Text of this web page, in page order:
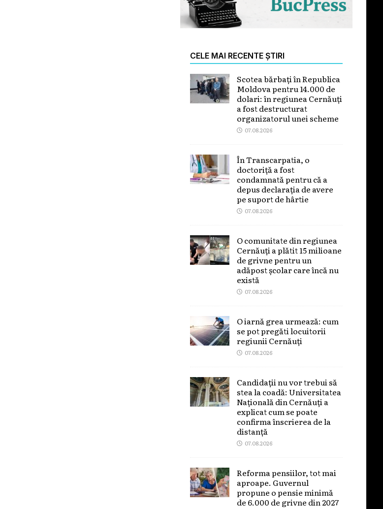
CELE MAI RECENTE ȘTIRI
Scotea bărbați în Republica
Moldova pentru 14.000 de
dolari: în regiunea Cernăuți
a fost destructurat
organizatorul unei scheme
07.08.2026
În Transcarpatia, o
doctoriță a fost
condamnată pentru că a
depus declarația de avere
pe suport de hârtie
07.08.2026
O comunitate din regiunea
Cernăuți a plătit 15 milioane
de grivne pentru un
adăpost școlar care încă nu
există
07.08.2026
O iarnă grea urmează: cum
se pot pregăti locuitorii
regiunii Cernăuți
07.08.2026
Candidații nu vor trebui să
stea la coadă: Universitatea
Națională din Cernăuți a
explicat cum se poate
confirma înscrierea de la
distanță
07.08.2026
Reforma pensiilor, tot mai
aproape. Guvernul
propune o pensie minimă
de 6.000 de grivne din 2027